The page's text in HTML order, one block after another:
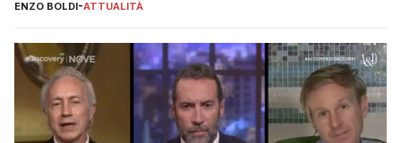
ENZO BOLDI-ATTUALITÀ